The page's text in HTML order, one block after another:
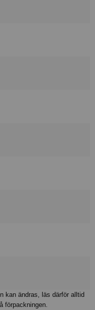
kan ändras, läs därför alltid
förpackningen.